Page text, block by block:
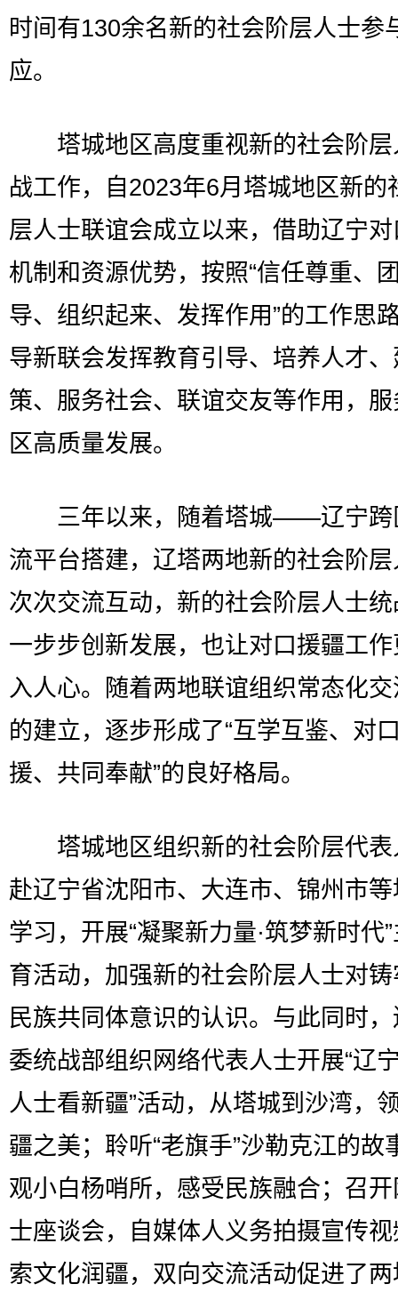
时间有130余名新的社会阶层人士参
应。
塔城地区高度重视新的社会阶层
战工作，自2023年6月塔城地区新的
层人士联谊会成立以来，借助辽宁
机制和资源优势，按照“信任尊重、
导、组织起来、发挥作用”的工作思
导新联会发挥教育引导、培养人才
策、服务社会、联谊交友等作用，
区高质量发展。
三年以来，随着塔城——辽宁跨
流平台搭建，辽塔两地新的社会阶
次次交流互动，新的社会阶层人士
一步步创新发展，也让对口援疆工
入人心。随着两地联谊组织常态化
的建立，逐步形成了‌“互学互鉴、对
援、共同奉献”‌的良好格局。
塔城地区组织新的社会阶层代表
赴辽宁省沈阳市、大连市、锦州市
学习，开展“凝聚新力量·筑梦新时代
育活动，加强新的社会阶层人士对
民族共同体意识的认识。与此同时
委统战部组织网络代表人士开展“辽
人士看新疆”活动，从塔城到沙湾，
疆之美；聆听“老旗手”沙勒克江的故
观小白杨哨所，感受民族融合；召
士座谈会，自媒体人义务拍摄宣传
索文化润疆，双向交流活动促进了